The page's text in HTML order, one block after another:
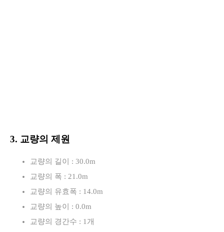
3. 교량의 제원
교량의 길이 : 30.0m
교량의 폭 : 21.0m
교량의 유효폭 : 14.0m
교량의 높이 : 0.0m
교량의 경간수 : 1개